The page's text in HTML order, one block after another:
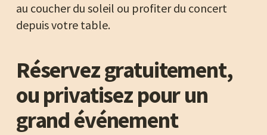
au coucher du soleil ou profiter du concert
depuis votre table.
Réservez gratuitement,
ou privatisez pour un
grand événement